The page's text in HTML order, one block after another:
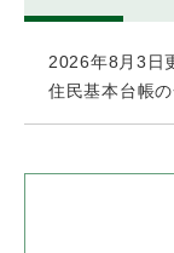
2026年8月3日
住民基本台帳